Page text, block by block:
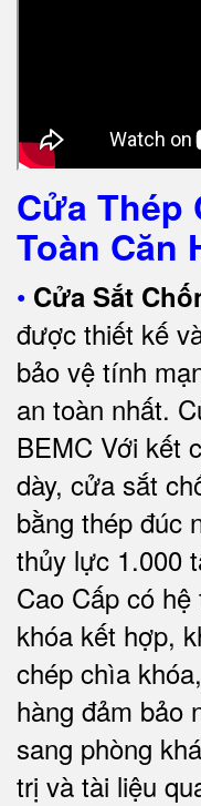
Cửa Thép
Toàn Căn
• Cửa Sắt
được thiết kế
bảo vệ tính
an toàn nhất.
BEMC Với kết
dày, cửa sắt
bằng thép đúc
thủy lực 1.000
Cao Cấp có hệ
khóa kết hợp,
chép chìa
hàng đảm bảo
sang phòng
trị và tài liệu